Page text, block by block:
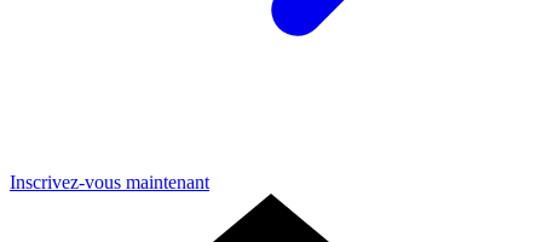
Inscrivez-vous maintenant